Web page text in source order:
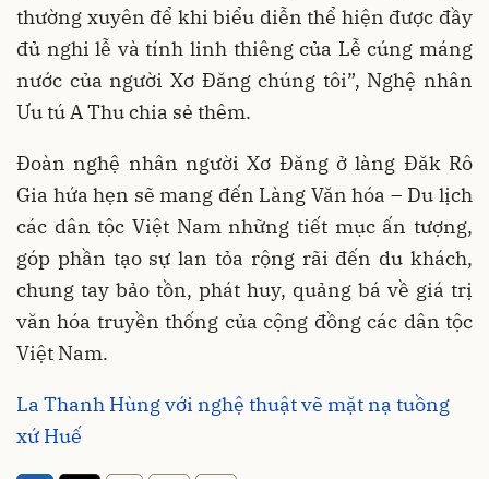
thường xuyên để khi biểu diễn thể hiện được đầy
đủ nghi lễ và tính linh thiêng của Lễ cúng máng
nước của người Xơ Đăng chúng tôi”, Nghệ nhân
Ưu tú A Thu chia sẻ thêm.
Đoàn nghệ nhân người Xơ Đăng ở làng Đăk Rô
Gia hứa hẹn sẽ mang đến Làng Văn hóa – Du lịch
các dân tộc Việt Nam những tiết mục ấn tượng,
góp phần tạo sự lan tỏa rộng rãi đến du khách,
chung tay bảo tồn, phát huy, quảng bá về giá trị
văn hóa truyền thống của cộng đồng các dân tộc
Việt Nam.
La Thanh Hùng với nghệ thuật vẽ mặt nạ tuồng
xứ Huế